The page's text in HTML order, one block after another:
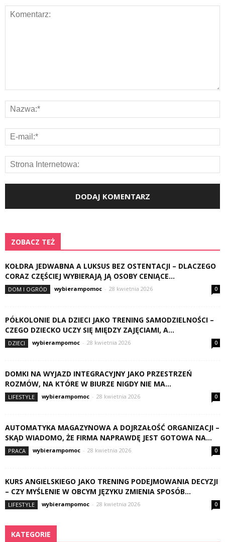
ZOBACZ TEŻ
KOŁDRA JEDWABNA A LUKSUS BEZ OSTENTACJI – DLACZEGO
CORAZ CZĘŚCIEJ WYBIERAJĄ JĄ OSOBY CENIĄCE...
DOM I OGRÓD wybierampomoc - 28 kwietnia 2026 0
PÓŁKOLONIE DLA DZIECI JAKO TRENING SAMODZIELNOŚCI –
CZEGO DZIECKO UCZY SIĘ MIĘDZY ZAJĘCIAMI, A...
DZIECI wybierampomoc - 28 kwietnia 2026 0
DOMKI NA WYJAZD INTEGRACYJNY JAKO PRZESTRZEŃ
ROZMÓW, NA KTÓRE W BIURZE NIGDY NIE MA...
LIFESTYLE wybierampomoc - 28 kwietnia 2026 0
AUTOMATYKA MAGAZYNOWA A DOJRZAŁOŚĆ ORGANIZACJI –
SKĄD WIADOMO, ŻE FIRMA NAPRAWDĘ JEST GOTOWA NA...
PRACA wybierampomoc - 28 kwietnia 2026 0
KURS ANGIELSKIEGO JAKO TRENING PODEJMOWANIA DECYZJI
– CZY MYŚLENIE W OBCYM JĘZYKU ZMIENIA SPOSÓB...
LIFESTYLE wybierampomoc - 28 kwietnia 2026 0
KATEGORIE